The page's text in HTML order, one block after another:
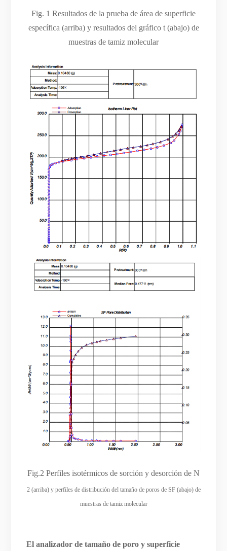
Fig. 1 Resultados de la prueba de área de superficie
específica (arriba) y resultados del gráfico t (abajo) de
muestras de tamiz molecular
Fig.2 Perfiles isotérmicos de sorción y desorción de N
2 (arriba) y perfiles de distribución del tamaño de poros de SF (abajo) de
muestras de tamiz molecular
El analizador de tamaño de poro y superficie